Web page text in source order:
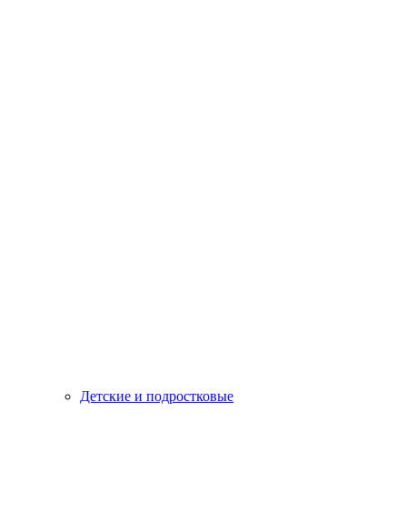
Детские и подростковые